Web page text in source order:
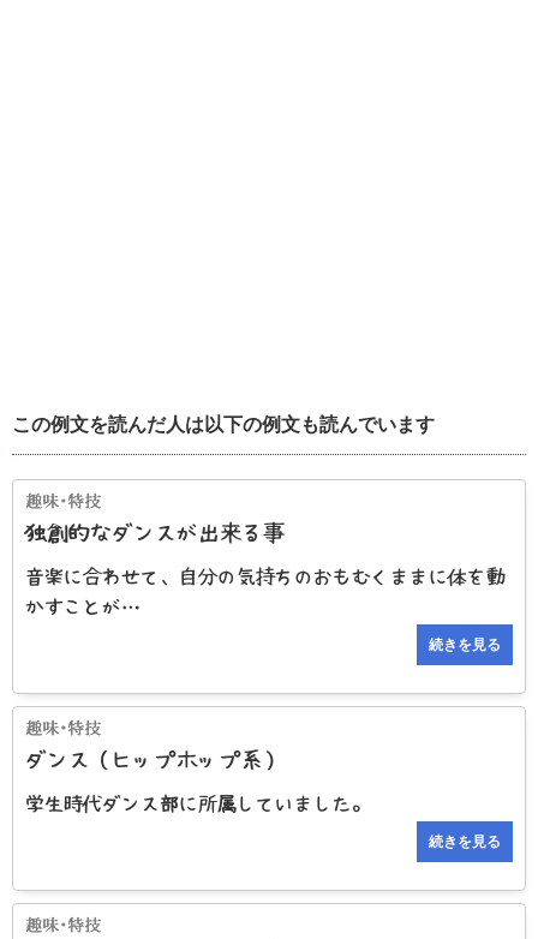
この例文を読んだ人は以下の例文も読んでいます
独創的なダンスが出来る事
音楽に合わせて、自分の気持ちのおもむくままに体を動
かすことが…
続きを見る
ダンス（ヒップホップ系）
学生時代ダンス部に所属していました。
続きを見る